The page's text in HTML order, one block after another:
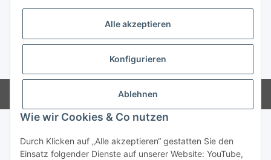
Alle akzeptieren
Konfigurieren
Ablehnen
Wie wir Cookies & Co nutzen
Durch Klicken auf „Alle akzeptieren“ gestatten Sie den
Einsatz folgender Dienste auf unserer Website: YouTube,
Gesetzliche Informationen
* Alle Preise inkl. gesetzlicher USt., zzgl. Versand
Powered byJTL-Shop